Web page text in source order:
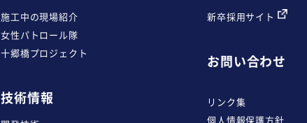
施工中の現場紹介
女性パトロール隊
十郷橋プロジェクト
技術情報
新卒採用サイト
お問い合わせ
リンク集
個人情報保護方針